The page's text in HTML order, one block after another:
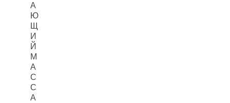
А
Ю
Щ
И
Й
М
А
С
С
А